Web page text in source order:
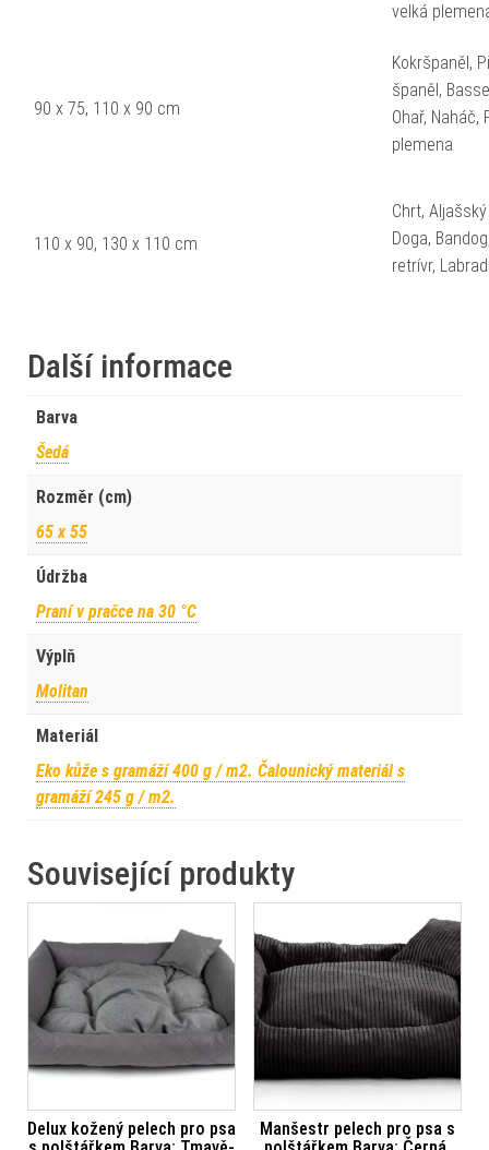
velká
90 x 75, 110 x 90 cm
Kokršpaněl,
španěl,
Ohař, Naháč,
plemena
110 x 90, 130 x 110 cm
Chrt,
Doga,
retrívr,
Další informace
Barva
Šedá
Rozměr (cm)
65 x 55
Údržba
Praní v pračce na 30 °C
Výplň
Molitan
Materiál
Eko kůže s gramáží 400 g / m2. Čalounický materiál s
gramáží 245 g / m2.
Související produkty
Delux kožený pelech pro psa
Manšestr pelech pro psa s